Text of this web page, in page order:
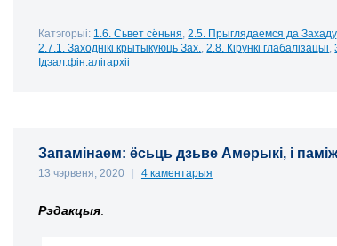
Катэгорыі: 1.6. Сьвет сёньня ,2.5. Прыглядаемся да Захаду
2.7.1. Заходнікі крытыкуюць Зах.
,2.8. Кірункі глабалізацыі ,
Ідэал.фін.алігархіі
Запамінаем: ёсьць дзьве Амерыкі, і
13 чэрвеня, 2020 4 каментарыя
Рэдакцыя